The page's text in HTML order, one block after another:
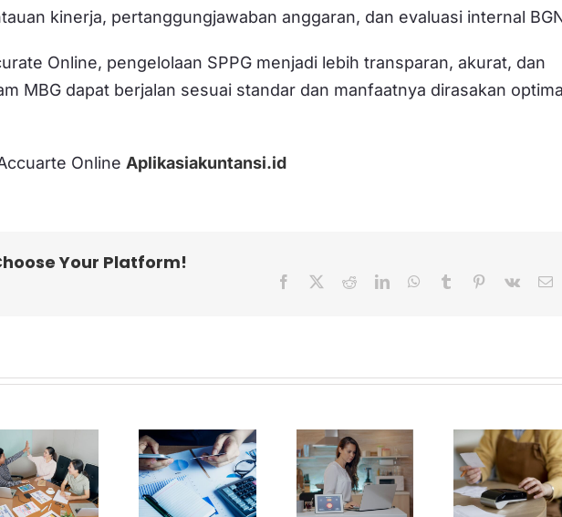
kinerja, pertanggungjawaban anggaran, dan evaluasi internal
Online, pengelolaan SPPG menjadi lebih transparan, akurat, dan
MBG dapat berjalan sesuai standar dan manfaatnya dirasakan
Online Aplikasiakuntansi.id
Your Platform!
Facebook RedditLinkedInWhatsApp
Tumblr Pinterest
Vk